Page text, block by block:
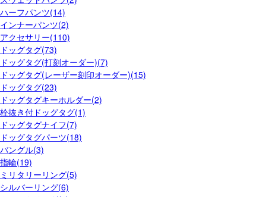
ハーフパンツ(14)
インナーパンツ(2)
アクセサリー(110)
ドッグタグ(73)
ドッグタグ(打刻オーダー)(7)
ドッグタグ(レーザー刻印オーダー)(15)
ドッグタグ(23)
ドッグタグキーホルダー(2)
栓抜き付ドッグタグ(1)
ドッグタグナイフ(7)
ドッグタグパーツ(18)
バングル(3)
指輪(19)
ミリタリーリング(5)
シルバーリング(6)